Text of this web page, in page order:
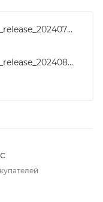
Antminer_S21_Pro_AML_release_202407071629
Antminer_S21_Pro_AML_release_202408281552